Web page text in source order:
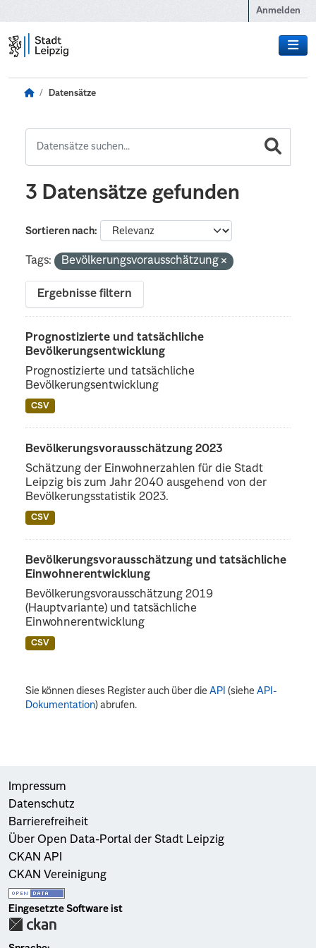
Anmelden
Datensätze
3 Datensätze gefunden
Sortieren nach
Tags: Bevölkerungsvorausschätzung
Ergebnisse filtern
Prognostizierte und tatsächliche
Bevölkerungsentwicklung
Prognostizierte und tatsächliche
Bevölkerungsentwicklung
CSV
Bevölkerungsvorausschätzung 2023
Schätzung der Einwohnerzahlen für die Stadt
Leipzig bis zum Jahr 2040 ausgehend von der
Bevölkerungsstatistik 2023.
CSV
Bevölkerungsvorausschätzung und tatsächliche
Einwohnerentwicklung
Bevölkerungsvorausschätzung 2019
(Hauptvariante) und tatsächliche
Einwohnerentwicklung
CSV
Sie können dieses Register auch über dieAPI (sieheAPI-
Dokumentation) abrufen.
Impressum
Datenschutz
Barrierefreiheit
Über Open Data-Portal der Stadt Leipzig
CKAN API
CKAN Vereinigung
Eingesetzte Software ist